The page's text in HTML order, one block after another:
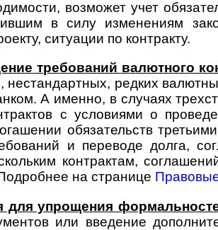
возможет учет
в силу изменениям
ситуации по контракту.
требований валютного
нестандартных, редких
А именно, в случаях
с условиями о
обязательств
и переводе долга,
контрактам,
на странице
для упрощения
или введение